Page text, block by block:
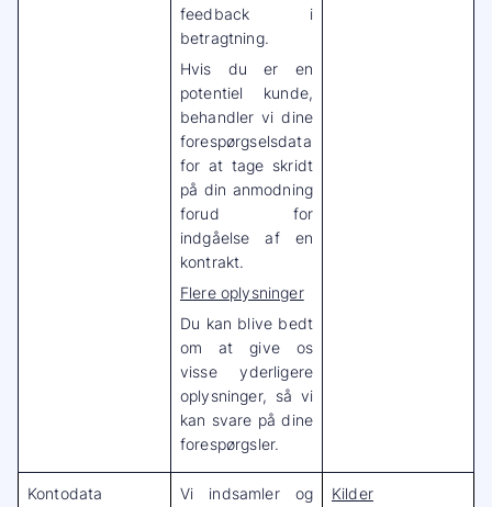
feedback i
betragtning.
Hvis du er en
potentiel kunde,
behandler vi dine
forespørgselsdata
for at tage skridt
på din anmodning
forud for
indgåelse af en
kontrakt.
Flere oplysninger
Du kan blive bedt
om at give os
visse yderligere
oplysninger, så vi
kan svare på dine
forespørgsler.
Kontodata
Vi indsamler og
Kilder